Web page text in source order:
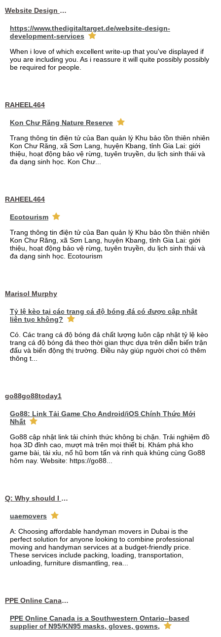
Website Design Services berin
https://www.thedigitaltarget.de/website-design-
development-services
When i love of which excellent write-up that you've displayed if
you are including you. As i reassure it will quite possibly possibly
be required for people.
RAHEEL464
Kon Chư Răng Nature Reserve
Trang thông tin điện tử của Ban quản lý Khu bảo tồn thiên nhiên
Kon Chư Răng, xã Sơn Lang, huyện Kbang, tỉnh Gia Lai: giới
thiệu, hoạt động bảo vệ rừng, tuyên truyền, du lịch sinh thái và
đa dạng sinh học. Kon Chư...
RAHEEL464
Ecotourism
Trang thông tin điện tử của Ban quản lý Khu bảo tồn thiên nhiên
Kon Chư Răng, xã Sơn Lang, huyện Kbang, tỉnh Gia Lai: giới
thiệu, hoạt động bảo vệ rừng, tuyên truyền, du lịch sinh thái và
đa dạng sinh học. Ecotourism
Marisol Murphy
Tỷ lệ kèo tại các trang cá độ bóng đá có được cập nhật
liên tục không?
Có. Các trang cá độ bóng đá chất lượng luôn cập nhật tỷ lệ kèo
trang cá độ bóng đá theo thời gian thực dựa trên diễn biến trận
đấu và biến động thị trường. Điều này giúp người chơi có thêm
thông t...
go88go88today1
Go88: Link Tải Game Cho Android/iOS Chính Thức Mới
Nhất
Go88 cập nhật link tải chính thức không bị chặn. Trải nghiệm đồ
họa 3D đỉnh cao, mượt mà trên mọi thiết bị. Khám phá kho
game bài, tài xỉu, nổ hũ bom tấn và rinh quà khủng cùng Go88
hôm nay. Website: https://go88...
Q: Why should I choose affordable handyman movers in Dubai for my relocation and maintenance needs?
uaemovers
A: Choosing affordable handyman movers in Dubai is the
perfect solution for anyone looking to combine professional
moving and handyman services at a budget-friendly price.
These services include packing, loading, transportation,
unloading, furniture dismantling, rea...
PPE Online Canada – Bulk PPE Supplier | N95, Gloves, Masks & Medical Supplies
PPE Online Canada is a Southwestern Ontario–based
supplier of N95/KN95 masks, gloves, gowns,